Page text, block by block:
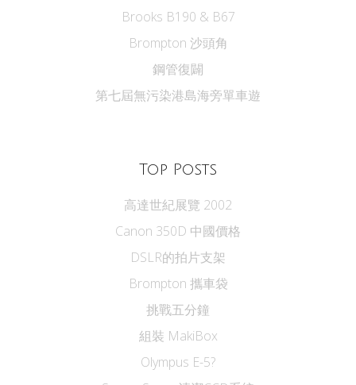
Brooks B190 & B67
Brompton 沙頭角
鋼管復闢
第七屆無污染港島海旁單車遊
Top Posts
高達世紀展覽 2002
Canon 350D 中國價格
DSLR的拍片支架
Brompton 攜車袋
挑戰五分鐘
組裝 MakiBox
Olympus E-5?